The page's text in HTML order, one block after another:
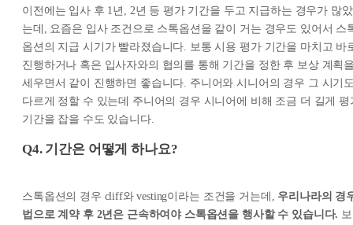
이전에는 입사 후 1년, 2년 등 평가 기간을 두고 지급하는 경우가 많았
는데, 요즘은 입사 조건으로 스톡옵션을 같이 거는 경우도 있어서 스
옵션의 지급 시기가 빨라졌습니다. 보통 시용 평가 기간을 마치고 바
진행하거나 혹은 입사자와의 협의를 통해 기간을 정한 후 보상 계획
세우면서 같이 진행하면 좋습니다. 주니어와 시니어의 경우 그 시기
다르게 정할 수 있는데 주니어의 경우 시니어에 비해 조금 더 길게 평
기간을 잡을 수도 있습니다.
Q4. 기간은 어떻게 하나요?
스톡옵션의 경우 cliff와 vesting이라는 조건을 거는데, 우리나라의 경
법으로 계약 후 2년은 근속하여야 스톡옵션을 행사할 수 있습니다. 보